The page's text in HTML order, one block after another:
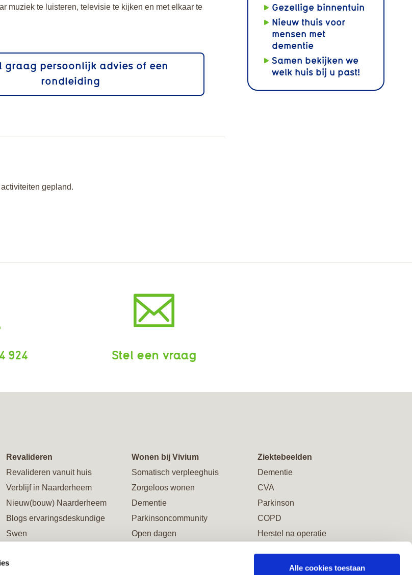
Alle cookies toestaan
muziek te luisteren, televisie te kijken en met elkaar te
graag persoonlijk advies of een
rondleiding
gepland.
Gezellige binnentuin
Nieuw thuis voor
mensen met
dementie
Samen bekijken we
welk huis bij u past!
924 Stel een vraag
Revalideren
Revalideren vanuit huis
Verblijf in Naarderheem
Nieuw(bouw) Naarderheem
Blogs ervaringsdeskundige
Swen
Verblijf in Flevoburen
Wonen bij Vivium
Somatisch verpleeghuis
Zorgeloos wonen
Dementie
Parkinsoncommunity
Open dagen
Ziektebeelden
Dementie
CVA
Parkinson
COPD
Herstel na operatie